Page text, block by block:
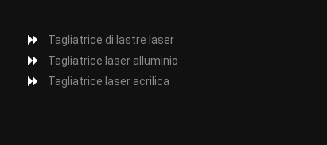
Tagliatrice di lastre laser
Tagliatrice laser alluminio
Tagliatrice laser acrilica